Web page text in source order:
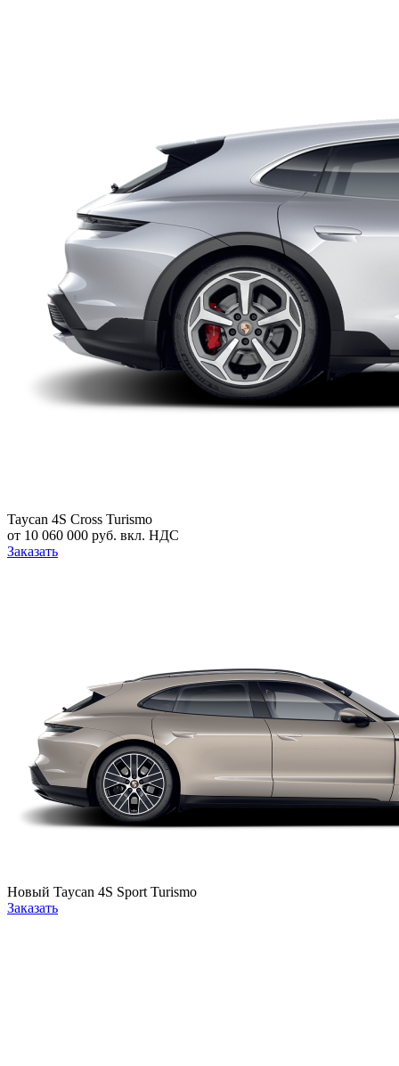
Taycan 4S Cross Turismo
от 10 060 000 руб. вкл. НДС
Заказать
Новый Taycan 4S Sport Turismo
Заказать